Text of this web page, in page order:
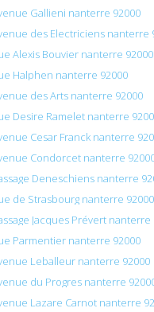
Gallieni nanterre 92000
des Electriciens nanterre
Alexis Bouvier nanterre 92000
Halphen nanterre 92000
des Arts nanterre 92000
Desire Ramelet nanterre
Cesar Franck nanterre
Condorcet nanterre
Deneschiens nanterre
de Strasbourg nanterre 92000
Jacques Prévert nanterre
Parmentier nanterre 92000
Leballeur nanterre 92000
du Progres nanterre
Lazare Carnot nanterre